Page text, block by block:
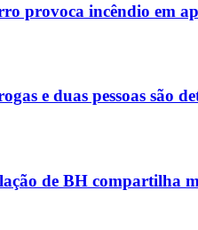
provoca incêndio em
e duas pessoas são
de BH compartilha